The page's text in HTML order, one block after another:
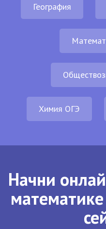
География
Химия ОГЭ
Начни